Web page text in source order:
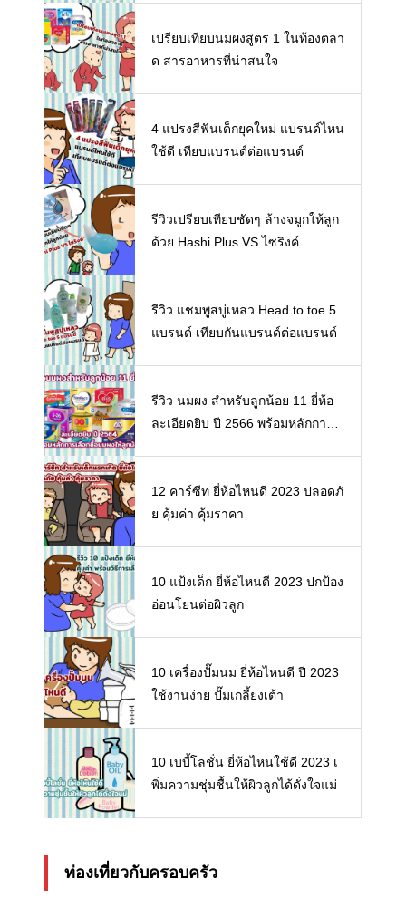
เปรียบเทียบนมผงสูตร 1 ในท้องตลา
ด สารอาหารที่น่าสนใจ
4 แปรงสีฟันเด็กยุคใหม่ แบรนด์ไหน
ใช้ดี เทียบแบรนด์ต่อแบรนด์
รีวิวเปรียบเทียบชัดๆ ล้างจมูกให้ลูก
ด้วย Hashi Plus VS ไซริงค์
รีวิว แชมพูสบู่เหลว Head to toe 5
แบรนด์ เทียบกันแบรนด์ต่อแบรนด์
รีวิว นมผง สำหรับลูกน้อย 11 ยี่ห้อ
ละเอียดยิบ ปี 2566 พร้อมหลักการเ
12 คาร์ซีท ยี่ห้อไหนดี 2023 ปลอดภั
ย คุ้มค่า คุ้มราคา
10 แป้งเด็ก ยี่ห้อไหนดี 2023 ปกป้อง
อ่อนโยนต่อผิวลูก
10 เครื่องปั๊มนม ยี่ห้อไหนดี ปี 2023
ใช้งานง่าย ปั๊มเกลี้ยงเต้า
10 เบบี้โลชั่น ยี่ห้อไหนใช้ดี 2023 เ
พิ่มความชุ่มชื้นให้ผิวลูกได้ดั่งใจแม่
ท่องเที่ยวกับครอบครัว